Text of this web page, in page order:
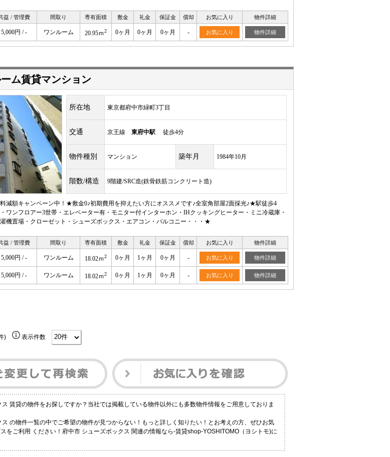
益 / 管理費 間取り 専有面積 敷金 礼金 保証金 償却 お気に入り 物件詳細
5,000円 / - ワンルーム 20.95ｍ2 0ヶ月 0ヶ月 0ヶ月 - お気に入り 物件詳細
ム賃貸マンション
所在地 東京都府中市緑町3丁目
交通 京王線 東府中駅 徒歩4分
物件種別 マンション 築年月 1984年10月
階数/構造 9階建/SRC造(鉄骨鉄筋コンクリート造)
減額キャンペーン中！★敷金0♪初期費用を抑えたい方にオススメです♪全室角部屋2面採光♪★駅徒歩4
ワンフロアー3世帯・エレベーター有・モニター付インターホン・IHクッキングヒーター・ミニ冷蔵庫・
機置場・クローゼット・シューズボックス・エアコン・バルコニー・・・★
益 / 管理費 間取り 専有面積 敷金 礼金 保証金 償却 お気に入り 物件詳細
5,000円 / - ワンルーム 18.02ｍ2 0ヶ月 1ヶ月 0ヶ月 - お気に入り 物件詳細
5,000円 / - ワンルーム 18.02ｍ2 0ヶ月 1ヶ月 0ヶ月 - お気に入り 物件詳細
) 表示件数
賃貸の物件をお探しですか？当社では掲載している物件以外にも多数物件情報をご用意しておりま
ス の物件一覧の中でご希望の物件が見つからない！もっと詳しく知りたい！とお考えの方、ぜひお気
をご利用 ください！府中市 シューズボックス 関連の情報なら-賃貸shop-YOSHITOMO（ヨシトモ)に